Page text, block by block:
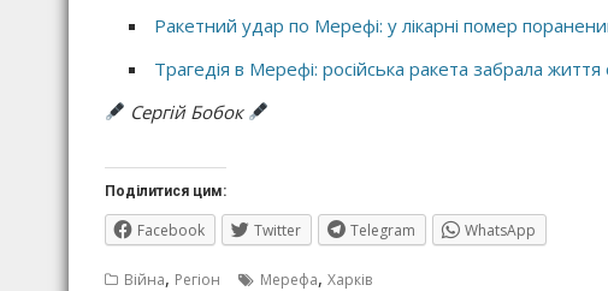
Ракетний удар по Мерефі: у лікарні помер
Трагедія в Мерефі: російська ракета забрала життя
Сергій Бобок
Поділитися цим:
Facebook Twitter Telegram WhatsApp
Війна, Регіон Мерефа, Харків